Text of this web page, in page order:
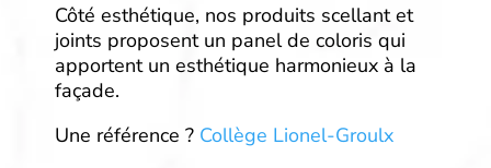
Côté esthétique, nos produits scellant et
joints proposent un panel de coloris qui
apportent un esthétique harmonieux à la
façade.
Une référence ? Collège Lionel-Groulx